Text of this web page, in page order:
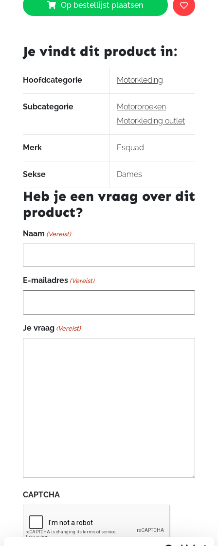
Chimede
aantal
Op bestellijst plaatsen
Je vindt dit product in:
Hoofdcategorie Motorkleding
Subcategorie
Motorbroeken
Motorkleding outlet
Merk Esquad
Sekse Dames
Heb je een vraag over dit
product?
Naam (Vereist)
E-mailadres (Vereist)
Je vraag (Vereist)
CAPTCHA